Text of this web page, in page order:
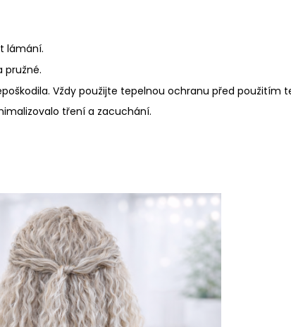
lámání.
pružné.
Vždy použijte tepelnou ochranu před použitím
tření a zacuchání.